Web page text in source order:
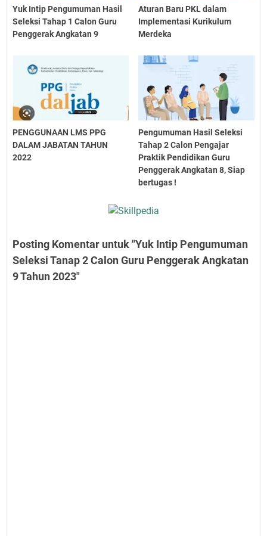
Yuk Intip Pengumuman Hasil
Seleksi Tahap 1 Calon Guru
Penggerak Angkatan 9
Aturan Baru PKL dalam
Implementasi Kurikulum
Merdeka
PENGGUNAAN LMS PPG
DALAM JABATAN TAHUN
2022
Pengumuman Hasil Seleksi
Tahap 2 Calon Pengajar
Praktik Pendidikan Guru
Penggerak Angkatan 8, Siap
bertugas !
Posting Komentar untuk "Yuk Intip Pengumuman
Seleksi Tanap 2 Calon Guru Penggerak Angkatan
9 Tahun 2023"